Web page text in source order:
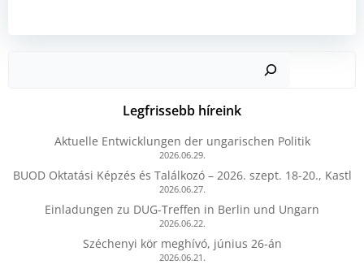
Legfrissebb híreink
Aktuelle Entwicklungen der ungarischen Politik
2026.06.29.
BUOD Oktatási Képzés és Találkozó – 2026. szept. 18-20., Kastl
2026.06.27.
Einladungen zu DUG-Treffen in Berlin und Ungarn
2026.06.22.
Széchenyi kör meghívó, június 26-án
2026.06.21.